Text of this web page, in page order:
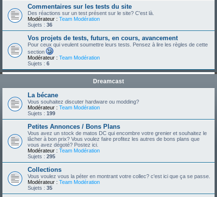
Commentaires sur les tests du site
Des réactions sur un test présent sur le site? C'est là.
Modérateur : Team Modération
Sujets : 36
Vos projets de tests, futurs, en cours, avancement
Pour ceux qui veulent soumettre leurs tests. Pensez à lire les règles de cette
section
Modérateur : Team Modération
Sujets : 6
Dreamcast
La bécane
Vous souhaitez discuter hardware ou modding?
Modérateur : Team Modération
Sujets : 199
Petites Annonces / Bons Plans
Vous avez un stock de matos DC qui encombre votre grenier et souhaitez le
lâcher à bon prix? Vous voulez faire profitez les autres de bons plans que
vous avez dégoté? Postez ici.
Modérateur : Team Modération
Sujets : 295
Collections
Vous voulez vous la péter en montrant votre collec? c'est ici que ça se passe.
Modérateur : Team Modération
Sujets : 35